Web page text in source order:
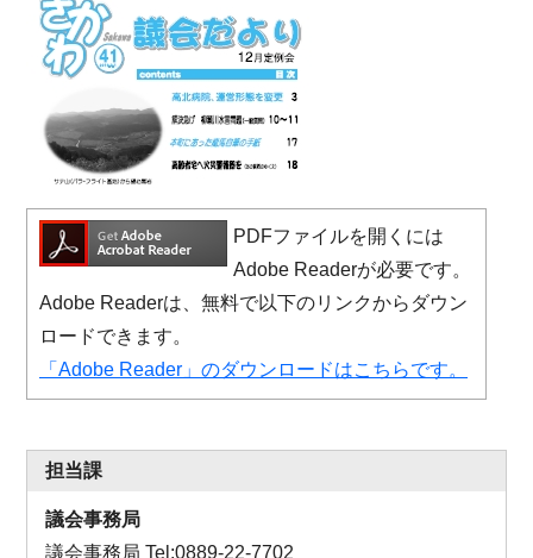
PDFファイルを開くには
Adobe Readerが必要です。
Adobe Readerは、無料で以下のリンクからダウン
ロードできます。
「Adobe Reader」のダウンロードはこちらです。
担当課
議会事務局
議会事務局 Tel:0889-22-7702